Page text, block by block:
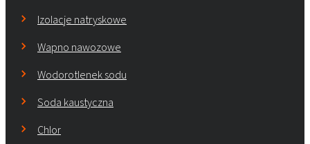
Izolacje natryskowe
Wapno nawozowe
Wodorotlenek sodu
Soda kaustyczna
Chlor